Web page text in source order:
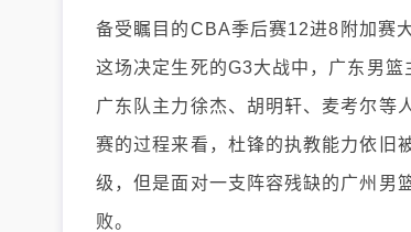
备受瞩目的CBA季后赛12进8附加赛
这场决定生死的G3大战中，广东男
广东队主力徐杰、胡明轩、麦考尔等
赛的过程来看，杜锋的执教能力依旧
级，但是面对一支阵容残缺的广州男
败。